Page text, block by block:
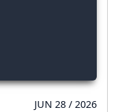
JUN 28 / 2026